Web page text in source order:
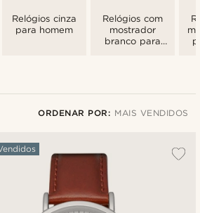
Relógios cinza
para homem
Relógios com
mostrador
branco para
ORDENAR POR: MAIS VENDIDOS
Novidades
Preço mais baixo
Preço mais alto